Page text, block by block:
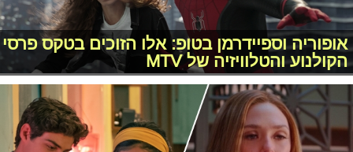
אופוריה וספיידרמן בטופ: אלו הזוכים בטקס פרסי
הקולנוע והטלוויזיה של MTV